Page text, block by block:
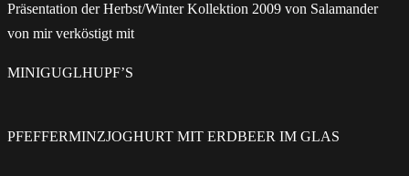
Präsentation der Herbst/Winter Kollektion 2009 von Salamander
von mir verköstigt mit
MINIGUGLHUPF’S
PFEFFERMINZJOGHURT MIT ERDBEER IM GLAS